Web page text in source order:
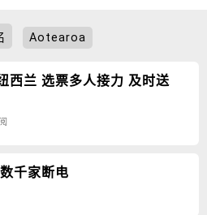
Aotearoa
西兰 选票多人接力 及时送
千家断电